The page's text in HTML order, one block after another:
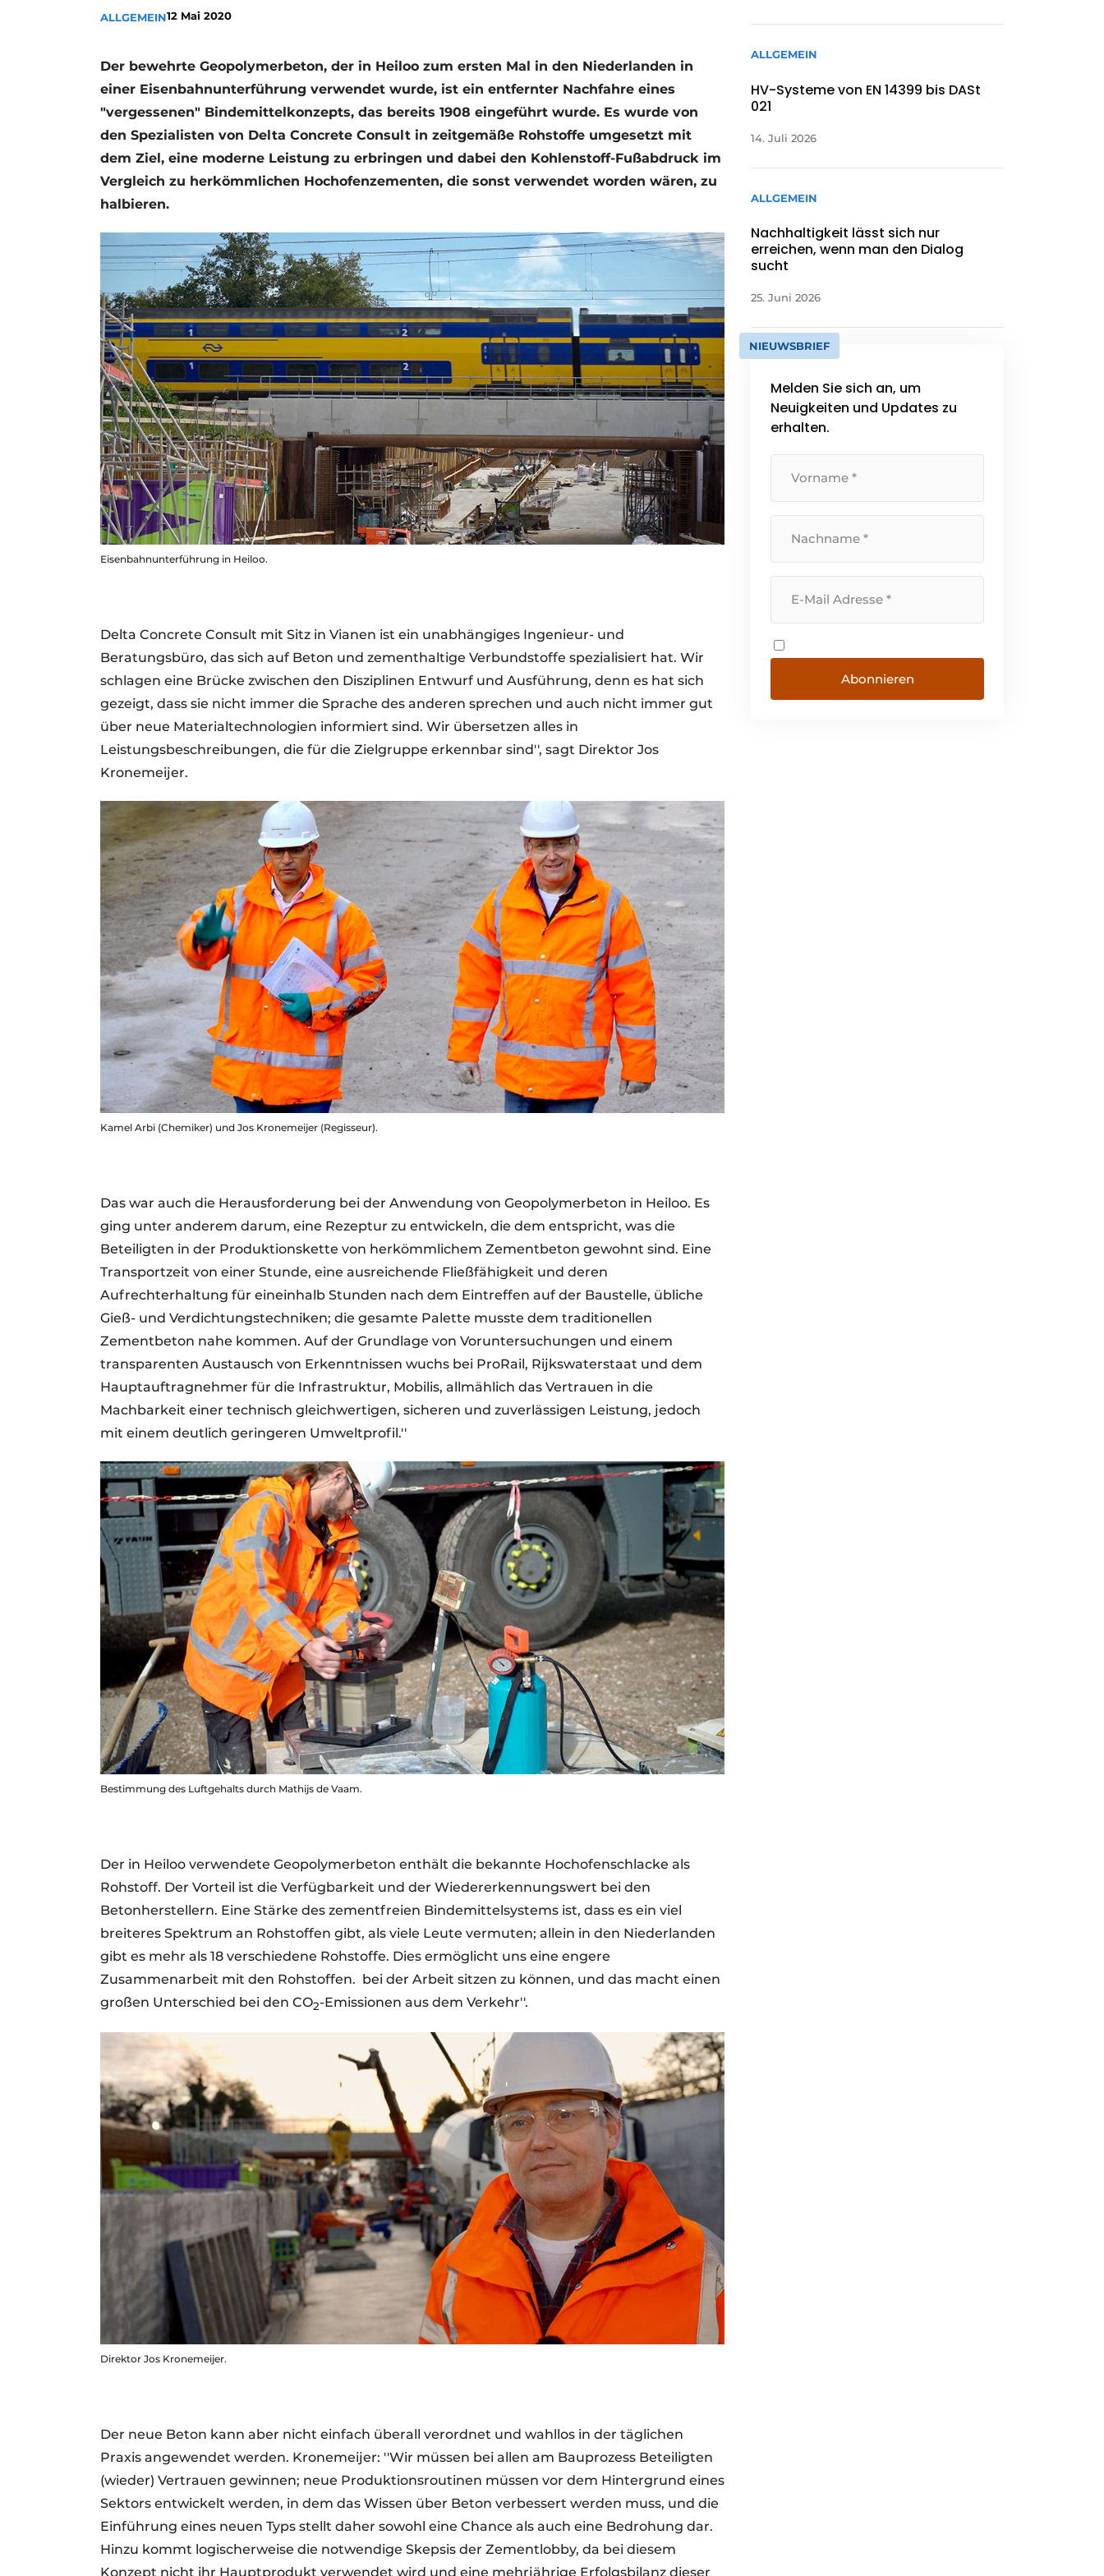
Ein Stellenangebot registrieren
ALLGEMEIN12 Mai 2020
Der bewehrte Geopolymerbeton, der in Heiloo zum ersten Mal in den Niederlanden in
einer Eisenbahnunterführung verwendet wurde, ist ein entfernter Nachfahre eines
"vergessenen" Bindemittelkonzepts, das bereits 1908 eingeführt wurde. Es wurde von
den Spezialisten von Delta Concrete Consult in zeitgemäße Rohstoffe umgesetzt mit
dem Ziel, eine moderne Leistung zu erbringen und dabei den Kohlenstoff-Fußabdruck im
Vergleich zu herkömmlichen Hochofenzementen, die sonst verwendet worden wären, zu
halbieren.
Eisenbahnunterführung in Heiloo.
Delta Concrete Consult mit Sitz in Vianen ist ein unabhängiges Ingenieur- und
Beratungsbüro, das sich auf Beton und zementhaltige Verbundstoffe spezialisiert hat. Wir
schlagen eine Brücke zwischen den Disziplinen Entwurf und Ausführung, denn es hat sich
gezeigt, dass sie nicht immer die Sprache des anderen sprechen und auch nicht immer gut
über neue Materialtechnologien informiert sind. Wir übersetzen alles in
Leistungsbeschreibungen, die für die Zielgruppe erkennbar sind'', sagt Direktor Jos
Kronemeijer.
Kamel Arbi (Chemiker) und Jos Kronemeijer (Regisseur).
Das war auch die Herausforderung bei der Anwendung von Geopolymerbeton in Heiloo. Es
ging unter anderem darum, eine Rezeptur zu entwickeln, die dem entspricht, was die
Beteiligten in der Produktionskette von herkömmlichem Zementbeton gewohnt sind. Eine
Transportzeit von einer Stunde, eine ausreichende Fließfähigkeit und deren
Aufrechterhaltung für eineinhalb Stunden nach dem Eintreffen auf der Baustelle, übliche
Gieß- und Verdichtungstechniken; die gesamte Palette musste dem traditionellen
Zementbeton nahe kommen. Auf der Grundlage von Voruntersuchungen und einem
transparenten Austausch von Erkenntnissen wuchs bei ProRail, Rijkswaterstaat und dem
Hauptauftragnehmer für die Infrastruktur, Mobilis, allmählich das Vertrauen in die
Machbarkeit einer technisch gleichwertigen, sicheren und zuverlässigen Leistung, jedoch
mit einem deutlich geringeren Umweltprofil.''
Bestimmung des Luftgehalts durch Mathijs de Vaam.
Der in Heiloo verwendete Geopolymerbeton enthält die bekannte Hochofenschlacke als
Rohstoff. Der Vorteil ist die Verfügbarkeit und der Wiedererkennungswert bei den
Betonherstellern. Eine Stärke des zementfreien Bindemittelsystems ist, dass es ein viel
breiteres Spektrum an Rohstoffen gibt, als viele Leute vermuten; allein in den Niederlanden
gibt es mehr als 18 verschiedene Rohstoffe. Dies ermöglicht uns eine engere
Zusammenarbeit mit den Rohstoffen. bei der Arbeit sitzen zu können, und das macht einen
großen Unterschied bei den CO2-Emissionen aus dem Verkehr''.
Direktor Jos Kronemeijer.
Der neue Beton kann aber nicht einfach überall verordnet und wahllos in der täglichen
Praxis angewendet werden. Kronemeijer: ''Wir müssen bei allen am Bauprozess Beteiligten
(wieder) Vertrauen gewinnen; neue Produktionsroutinen müssen vor dem Hintergrund eines
Sektors entwickelt werden, in dem das Wissen über Beton verbessert werden muss, und die
Einführung eines neuen Typs stellt daher sowohl eine Chance als auch eine Bedrohung dar.
Hinzu kommt logischerweise die notwendige Skepsis der Zementlobby, da bei diesem
Konzept nicht ihr Hauptprodukt verwendet wird und eine mehrjährige Erfolgsbilanz dieser
ALLGEMEIN
HV-Systeme von EN 14399 bis DASt
021
14. Juli 2026
ALLGEMEIN
Nachhaltigkeit lässt sich nur
erreichen, wenn man den Dialog
sucht
25. Juni 2026
NIEUWSBRIEF
Melden Sie sich an, um
Neuigkeiten und Updates zu
erhalten.
Abonnieren